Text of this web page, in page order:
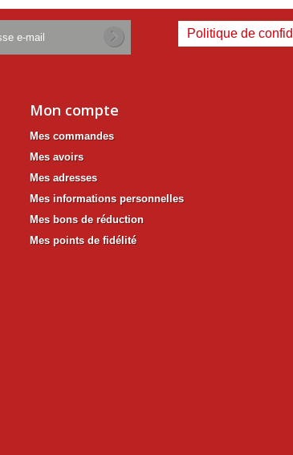
Mon compte
Mes commandes
Mes avoirs
Mes adresses
Mes informations personnelles
Mes bons de réduction
Mes points de fidélité
Politique de